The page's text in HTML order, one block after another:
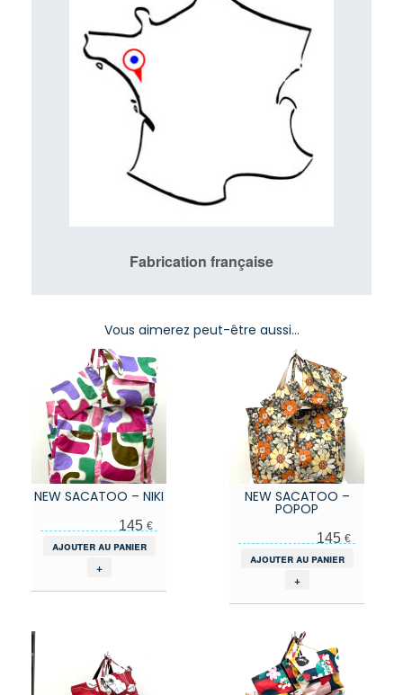
Fabrication française
Vous aimerez peut-être aussi…
NEW SACATOO – NIKI
145 €
ajouter au panier
+
NEW SACATOO –
POPOP
145€
ajouter au panier
+